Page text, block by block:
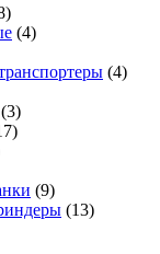
(4)
(4)
(3)
(9)
(13)